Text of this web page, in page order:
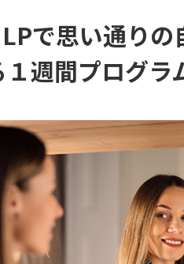
で思い通りの
週間プログラ